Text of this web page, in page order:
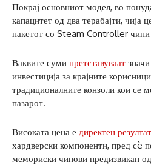
Покрај основниот модел, во
капацитет од два терабајти, чија
пакетот со Steam Controller чини
Ваквите суми претставуваат
инвестиција за крајните
традиционалните конзоли кои се
пазарот.
Високата цена е директен резултат
хардверски компоненти, пред сè
мемориски чипови предизвикан